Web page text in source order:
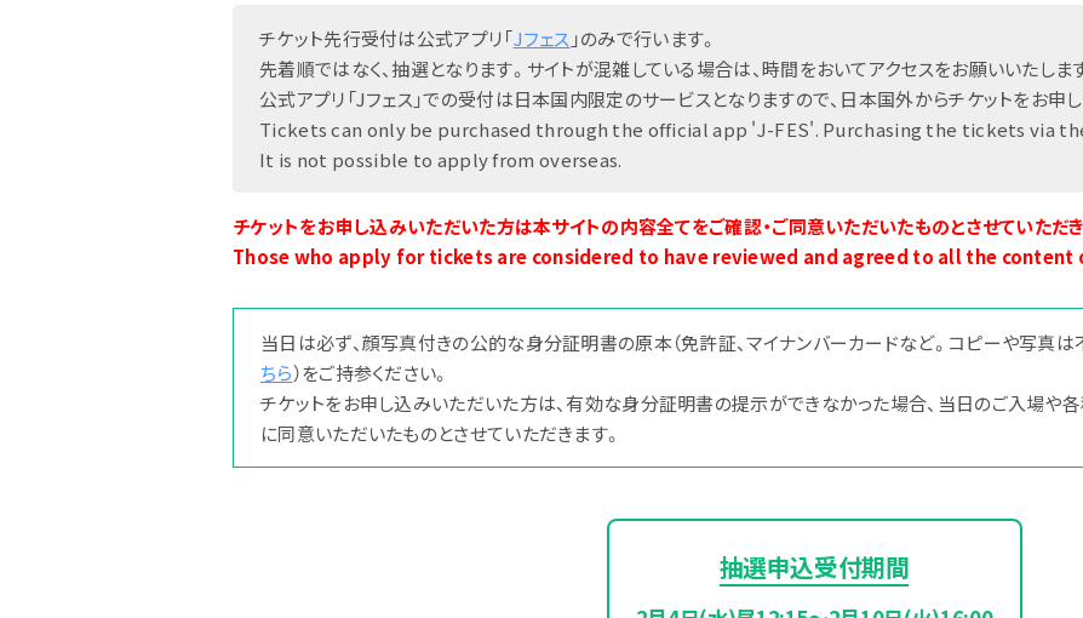
アーティスト チケット タイムテーブル
チケット先行受付は公式アプリ「Jフェス 」のみで行います。
先着順ではなく、抽選となります。サイトが混雑している場合は、時間をおいてアクセスをお願いいたしま
公式アプリ「Jフェス」での受付は日本国内限定のサービスとなりますので、日本国外からチケットをお申
Tickets can only be purchased through the official app 'J-FES'. Purchasing the tickets via
It is not possible to apply from overseas.
チケットをお申し込みいただいた方は本サイトの内容全てをご確認・ご同意いただいたものとさせていただき
Those who apply for tickets are considered to have reviewed and agreed to all the content
当日は必ず、顔写真付きの公的な身分証明書の原本（免許証、マイナンバーカードなど。コピーや写真は
ちら）をご持参ください。
チケットをお申し込みいただいた方は、有効な身分証明書の提示ができなかった場合、当日のご入場や
に同意いただいたものとさせていただきます。
抽選申込受付期間